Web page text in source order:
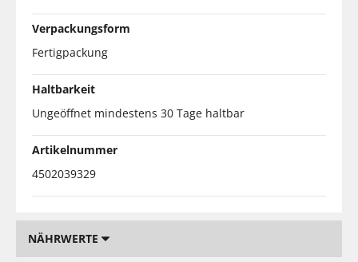
Verpackungsform
Fertigpackung
Haltbarkeit
Ungeöffnet mindestens 30 Tage haltbar
Artikelnummer
4502039329
NÄHRWERTE